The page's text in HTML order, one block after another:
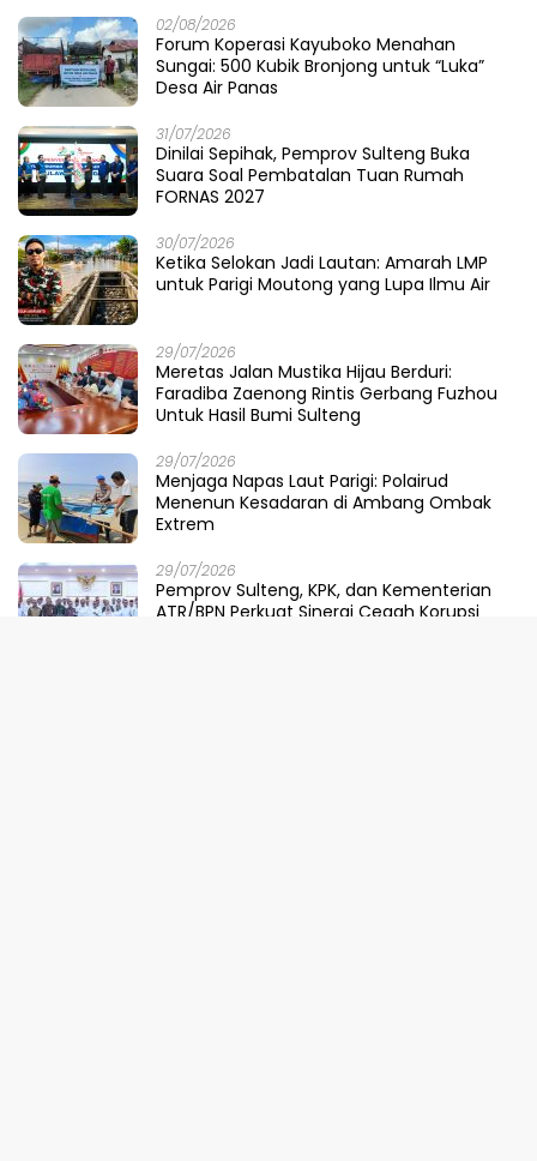
02/08/2026
Forum Koperasi Kayuboko Menahan
Sungai: 500 Kubik Bronjong untuk “Luka”
Desa Air Panas
31/07/2026
Dinilai Sepihak, Pemprov Sulteng Buka
Suara Soal Pembatalan Tuan Rumah
FORNAS 2027
30/07/2026
Ketika Selokan Jadi Lautan: Amarah LMP
untuk Parigi Moutong yang Lupa Ilmu Air
29/07/2026
Meretas Jalan Mustika Hijau Berduri:
Faradiba Zaenong Rintis Gerbang Fuzhou
Untuk Hasil Bumi Sulteng
29/07/2026
​Menjaga Napas Laut Parigi: Polairud
Menenun Kesadaran di Ambang Ombak
Extrem
29/07/2026
Pemprov Sulteng, KPK, dan Kementerian
ATR/BPN Perkuat Sinergi Cegah Korupsi